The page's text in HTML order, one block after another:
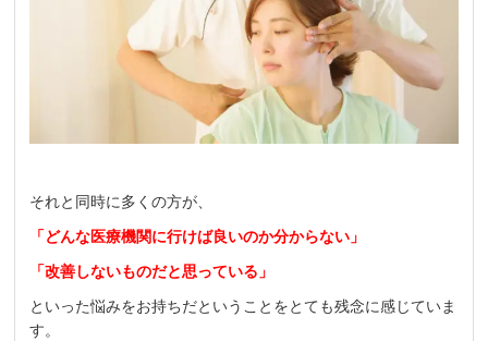
それと同時に多くの方が、
「どんな医療機関に行けば良いのか分からない」
「改善しないものだと思っている」
といった悩みをお持ちだということをとても残念に感じていま
す。